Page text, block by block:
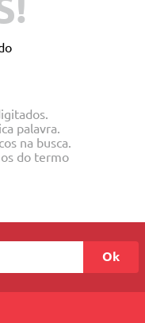
palavra.
na busca.
do termo
Ok
mesa dobrável notebook
berço